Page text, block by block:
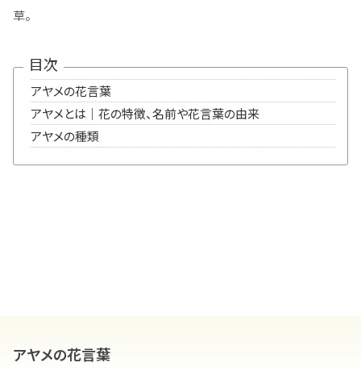
草。
目次
アヤメの花言葉
アヤメとは｜花の特徴、名前や花言葉の由来
アヤメの種類
アヤメの花言葉